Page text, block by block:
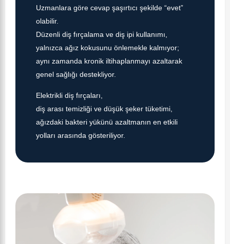
Uzmanlara göre cevap şaşırtıcı şekilde “evet”
olabilir.
Düzenli diş fırçalama ve diş ipi kullanımı,
yalnızca ağız kokusunu önlemekle kalmıyor;
aynı zamanda kronik iltihaplanmayı azaltarak
genel sağlığı destekliyor.
Elektrikli diş fırçaları,
diş arası temizliği ve düşük şeker tüketimi,
ağızdaki bakteri yükünü azaltmanın en etkili
yolları arasında gösteriliyor.